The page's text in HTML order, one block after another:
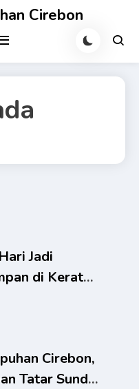
Cirebon
Jadi
di Keraton
Cirebon,
Tatar Sunda